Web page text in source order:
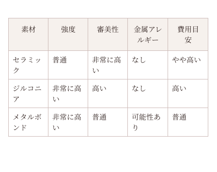
素材 強度 審美性
金属アレ
ルギー
費用目
安
セラミッ
ク
普通
非常に高
い
なし やや高い
ジルコニ
ア
非常に高
い
高い なし 高い
メタルボ
ンド
非常に高
い
普通
可能性あ
り
普通